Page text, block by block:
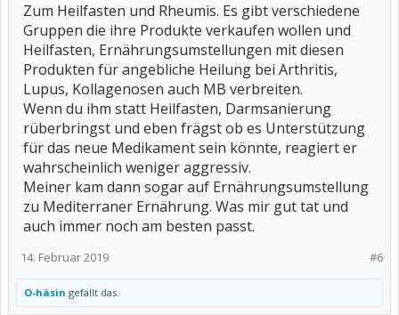
Zum Heilfasten und Rheumis. Es gibt verschiedene
Gruppen die ihre Produkte verkaufen wollen und
Heilfasten, Ernährungsumstellungen mit diesen
Produkten für angebliche Heilung bei Arthritis,
Lupus, Kollagenosen auch MB verbreiten.
Wenn du ihm statt Heilfasten, Darmsanierung
rüberbringst und eben frägst ob es Unterstützung
für das neue Medikament sein könnte, reagiert er
wahrscheinlich weniger aggressiv.
Meiner kam dann sogar auf Ernährungsumstellung
zu Mediterraner Ernährung. Was mir gut tat und
auch immer noch am besten passt.
#6
14. Februar 2019
O-häsin gefällt das.